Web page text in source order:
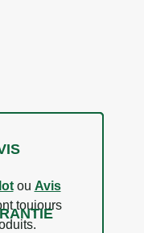
ou Avis
toujours